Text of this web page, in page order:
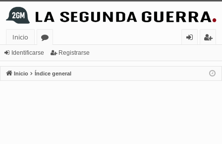
Inicio
or
os
nt
ifi
ist
ra
Identificarse Registrarse
Inicio Índice general